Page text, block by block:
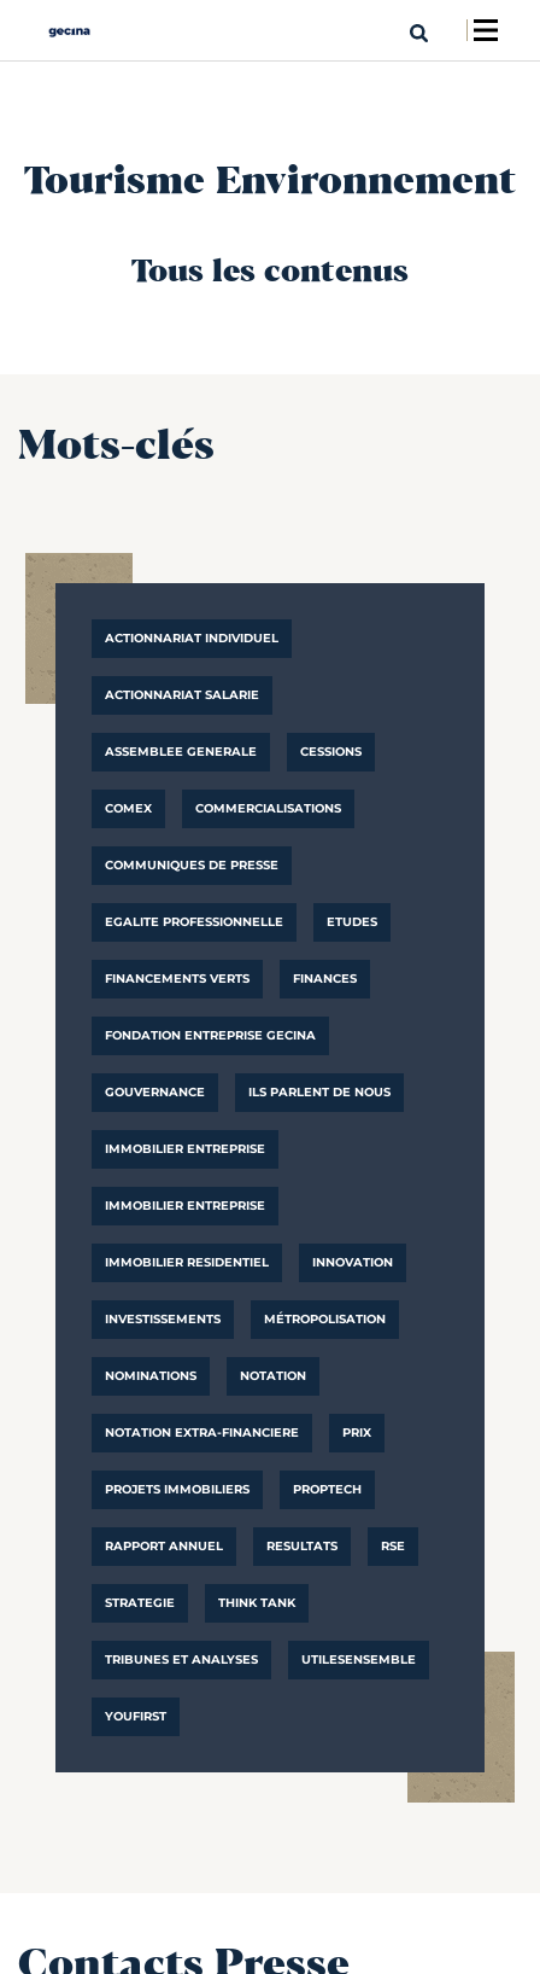
Tourisme Environnement
Tous les contenus
Mots-clés
ACTIONNARIAT INDIVIDUEL
ACTIONNARIAT SALARIE
ASSEMBLEE GENERALE CESSIONS
COMEX COMMERCIALISATIONS
COMMUNIQUES DE PRESSE
EGALITE PROFESSIONNELLE ETUDES
FINANCEMENTS VERTS FINANCES
FONDATION ENTREPRISE GECINA
GOUVERNANCE ILS PARLENT DE NOUS
IMMOBILIER ENTREPRISE
IMMOBILIER ENTREPRISE
IMMOBILIER RESIDENTIEL INNOVATION
INVESTISSEMENTS MÉTROPOLISATION
NOMINATIONS NOTATION
NOTATION EXTRA-FINANCIERE PRIX
PROJETS IMMOBILIERS PROPTECH
RAPPORT ANNUEL RESULTATS RSE
STRATEGIE THINK TANK
TRIBUNES ET ANALYSES UTILESENSEMBLE
YOUFIRST